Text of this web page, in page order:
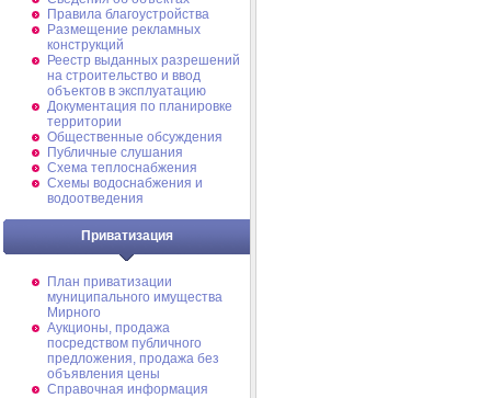
Правила благоустройства
Размещение рекламных
конструкций
Реестр выданных разрешений
на строительство и ввод
объектов в эксплуатацию
Документация по планировке
территории
Общественные обсуждения
Публичные слушания
Схема теплоснабжения
Схемы водоснабжения и
водоотведения
Приватизация
План приватизации
муниципального имущества
Мирного
Аукционы, продажа
посредством публичного
предложения, продажа без
объявления цены
Справочная информация